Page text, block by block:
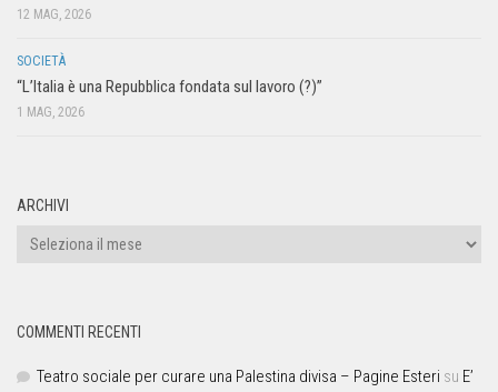
12 MAG, 2026
SOCIETÀ
“L’Italia è una Repubblica fondata sul lavoro (?)”
1 MAG, 2026
ARCHIVI
COMMENTI RECENTI
Teatro sociale per curare una Palestina divisa – Pagine Esteri su E’